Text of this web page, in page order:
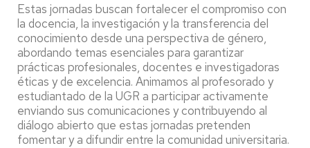
Estas jornadas buscan fortalecer el compromiso con
la docencia, la investigación y la transferencia del
conocimiento desde una perspectiva de género,
abordando temas esenciales para garantizar
prácticas profesionales, docentes e investigadoras
éticas y de excelencia. Animamos al profesorado y
estudiantado de la UGR a participar activamente
enviando sus comunicaciones y contribuyendo al
diálogo abierto que estas jornadas pretenden
fomentar y a difundir entre la comunidad universitaria.